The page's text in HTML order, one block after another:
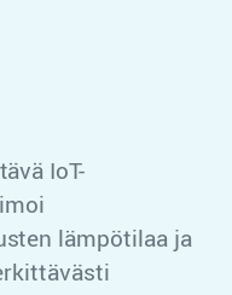
IoT-
lämpötilaa ja